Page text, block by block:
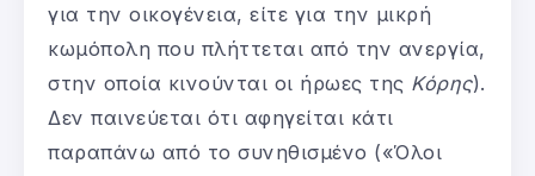
για την οικογένεια, είτε για την μικρή
κωμόπολη που πλήττεται από την ανεργία,
στην οποία κινούνται οι ήρωες της Κόρης).
Δεν παινεύεται ότι αφηγείται κάτι
παραπάνω από το συνηθισμένο («Όλοι